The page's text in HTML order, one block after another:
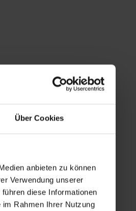
Über Cookies
anbieten zu können
Verwendung unserer
diese Informationen
Rahmen Ihrer Nutzung